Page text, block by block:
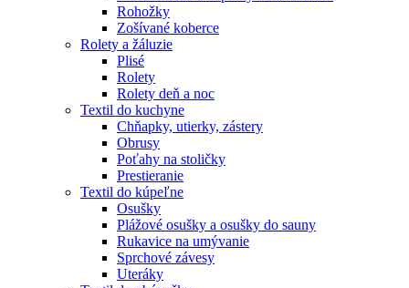
Rohožky
Zošívané koberce
Rolety a žáluzie
Plisé
Rolety
Rolety deň a noc
Textil do kuchyne
Chňapky, utierky, zástery
Obrusy
Poťahy na stoličky
Prestieranie
Textil do kúpeľne
Osušky
Plážové osušky a osušky do sauny
Rukavice na umývanie
Sprchové závesy
Uteráky